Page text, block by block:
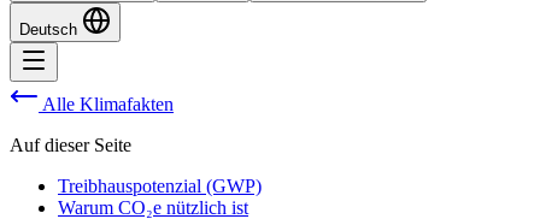
Deutsch
Alle Klimafakten
Auf dieser Seite
Treibhauspotenzial (GWP)
Warum CO₂e nützlich ist